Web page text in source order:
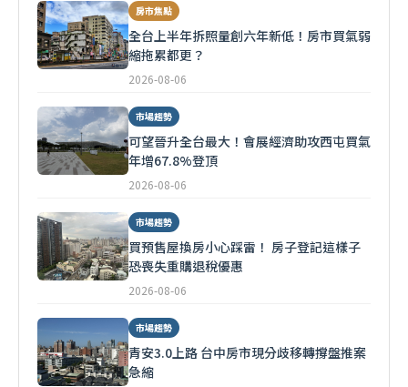
房市焦點
全台上半年拆照量創六年新低！房市買氣弱
縮拖累都更？
2026-08-06
市場趨勢
可望晉升全台最大！會展經濟助攻西屯買氣
年增67.8%登頂
2026-08-06
市場趨勢
買預售屋換房小心踩雷！ 房子登記這樣子
恐喪失重購退稅優惠
2026-08-06
市場趨勢
青安3.0上路 台中房市現分歧移轉撐盤推案
急縮